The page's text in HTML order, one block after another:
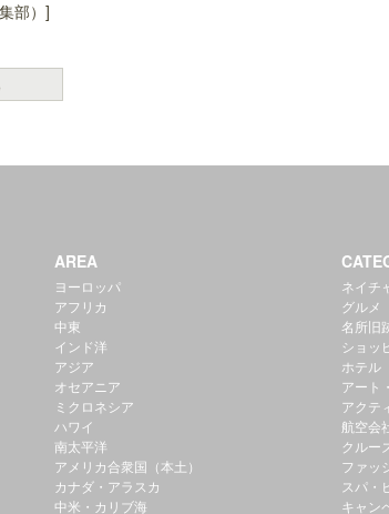
部）]
AREA
ヨーロッパ
アフリカ
中東
インド洋
アジア
オセアニア
ミクロネシア
ハワイ
南太平洋
アメリカ合衆国（本土）
カナダ・アラスカ
中米・カリブ海
ネイチ
グルメ
名所旧
ショッ
ホテル
アート
アクテ
航空会
クルー
ファッ
スパ・
キャン